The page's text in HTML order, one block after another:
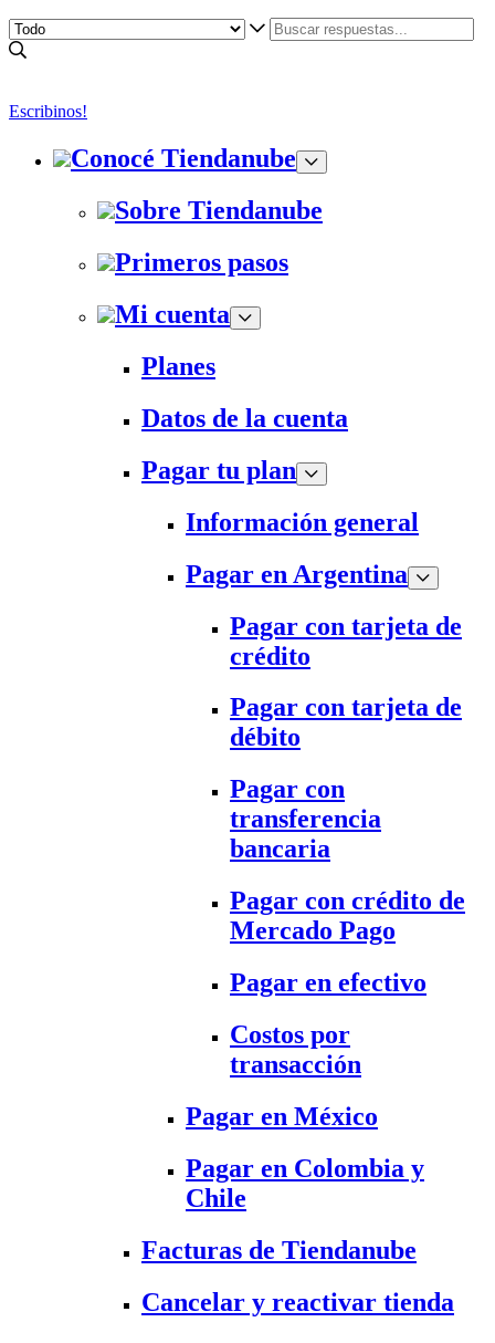
Escribinos!
Conocé Tiendanube
Sobre Tiendanube
Primeros pasos
Mi cuenta
Planes
Datos de la cuenta
Pagar tu plan
Información general
Pagar en Argentina
Pagar con tarjeta de
crédito
Pagar con tarjeta de
débito
Pagar con
transferencia
bancaria
Pagar con crédito de
Mercado Pago
Pagar en efectivo
Costos por
transacción
Pagar en México
Pagar en Colombia y
Chile
Facturas de Tiendanube
Cancelar y reactivar tienda